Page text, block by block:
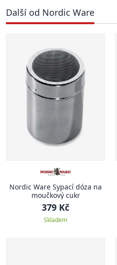
Další od Nordic Ware
Nordic Ware Sypací dóza na
moučkový cukr
379 Kč
Skladem